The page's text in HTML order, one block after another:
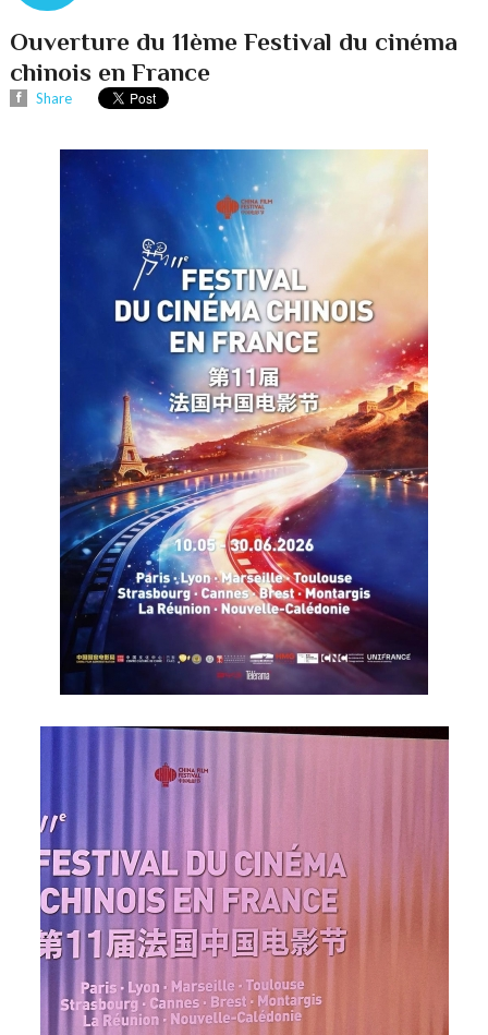
Ouverture du 11ème Festival du cinéma
chinois en France
Share